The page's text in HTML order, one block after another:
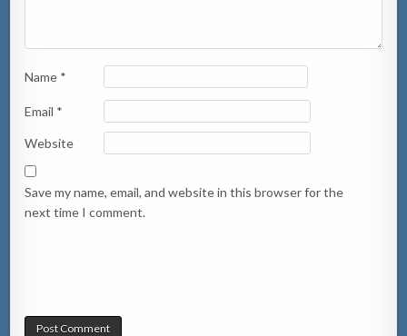
Name *
Email *
Website
Save my name, email, and website in this browser for the
next time I comment.